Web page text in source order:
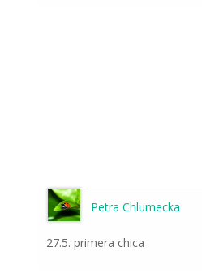
Petra Chlumecka
27.5. primera chica